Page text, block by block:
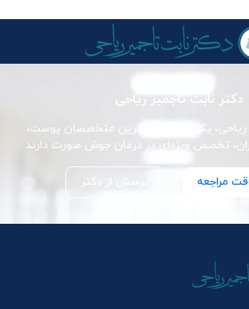
دکتر نابت تاجمیر ریاحی
ریاحی، یکی از برجسته‌ترین متخصصان پوست،
تخصص ویژه‌ای در درمان جوش صورت دارند
مراجعه پرسش از دکتر